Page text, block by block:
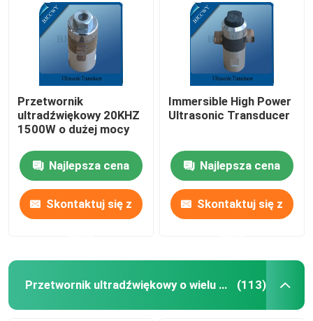
Przetwornik
ultradźwiękowy 20KHZ
1500W o dużej mocy
Najlepsza cena
Skontaktuj się z
Immersible High Power
Ultrasonic Transducer
Najlepsza cena
Skontaktuj się z
Przetwornik ultradźwiękowy o wielu częstotliwościach (113)